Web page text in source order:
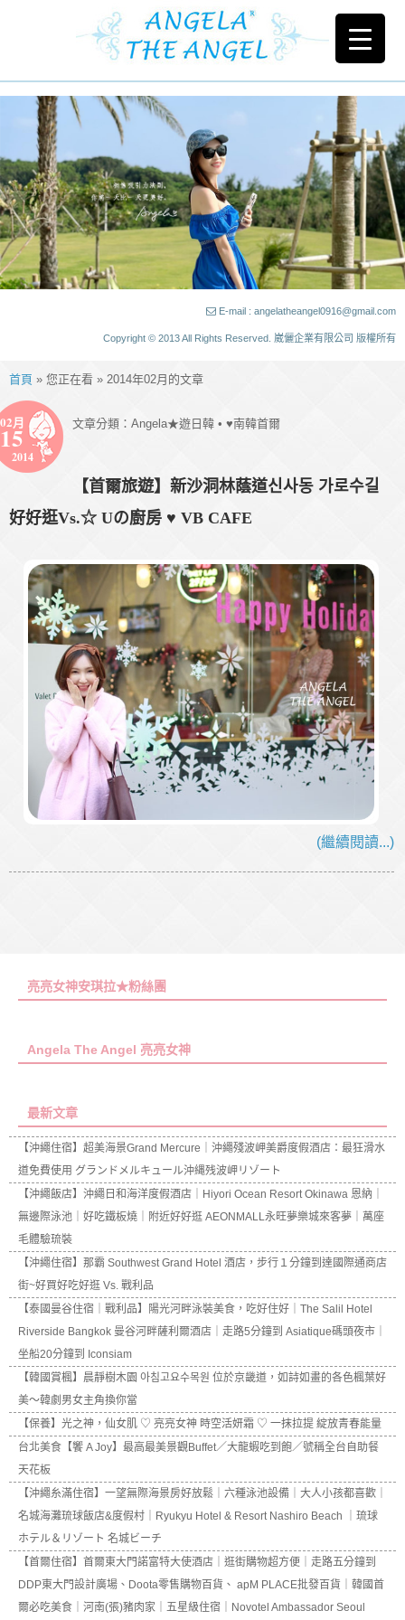
E-mail : angelatheangel0916@gmail.com
Copyright © 2013 All Rights Reserved. 崴儷企業有限公司 版權所有
首頁 » 您正在看 » 2014年02月的文章
02月
15
2014
文章分類： Angela★遊日韓 • ♥南韓首爾
【首爾旅遊】新沙洞林蔭道신사동 가로수길
好好逛Vs.☆ Uの廚房 ♥ VB CAFE
(繼續閱讀...)
亮亮女神安琪拉★粉絲團
Angela The Angel 亮亮女神
最新文章
【沖繩住宿】超美海景Grand Mercure｜沖繩殘波岬美爵度假酒店：最狂滑水
道免費使用 グランドメルキュール沖縄残波岬リゾート
【沖繩飯店】沖繩日和海洋度假酒店｜Hiyori Ocean Resort Okinawa 恩納｜
無邊際泳池｜好吃鐵板燒｜附近好好逛 AEONMALL永旺夢樂城來客夢｜萬座
毛體驗琉裝
【沖繩住宿】那霸 Southwest Grand Hotel 酒店，步行１分鐘到達國際通商店
街~好買好吃好逛 Vs. 戰利品
【泰國曼谷住宿｜戰利品】陽光河畔泳裝美食，吃好住好｜The Salil Hotel
Riverside Bangkok 曼谷河畔薩利爾酒店｜走路5分鐘到 Asiatique碼頭夜市｜
坐船20分鐘到 Iconsiam
【韓國賞楓】晨靜樹木園 아침고요수목원 位於京畿道，如詩如畫的各色楓葉好
美～韓劇男女主角換你當
【保養】光之神，仙女肌 ♡ 亮亮女神 時空活妍霜 ♡ 一抹拉提 綻放青春能量
台北美食【饗 A Joy】最高最美景觀Buffet／大龍蝦吃到飽／號稱全台自助餐
天花板
【沖繩糸滿住宿】一望無際海景房好放鬆｜六種泳池設備｜大人小孩都喜歡｜
名城海灘琉球飯店&度假村｜Ryukyu Hotel & Resort Nashiro Beach ｜琉球
ホテル＆リゾート 名城ビーチ
【首爾住宿】首爾東大門諾富特大使酒店｜逛街購物超方便｜走路五分鐘到
DDP東大門設計廣場、Doota零售購物百貨、 apM PLACE批發百貨｜韓國首
爾必吃美食｜河南(張)豬肉家｜五星級住宿｜Novotel Ambassador Seoul